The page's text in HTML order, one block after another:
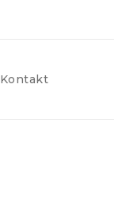
Kontakt